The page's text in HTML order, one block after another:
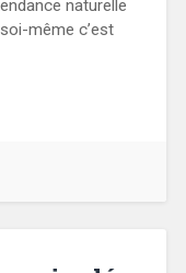
naturelle
même c’est